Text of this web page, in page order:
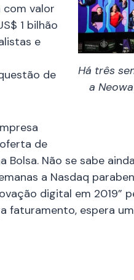
Há três
a
com valor
1 bilhão
e
de
de
Bolsa. Não se sabe
a Nasdaq
digital em 2019”
faturamento, espera